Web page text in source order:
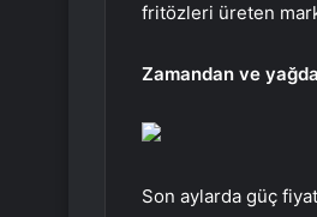
fritözleri üreten
Zamandan ve
Son aylarda güç